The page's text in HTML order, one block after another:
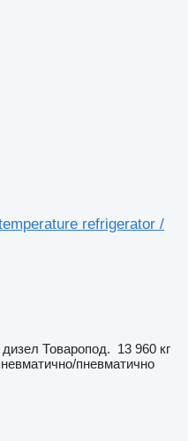
refrigerator /
дизел Товаропод. 13 960 кг
пневматично